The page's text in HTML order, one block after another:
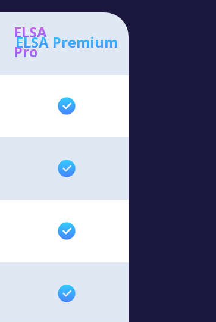
ELSA
Pro
ELSA Premium